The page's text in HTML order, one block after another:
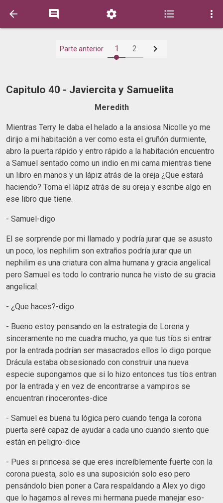
    
Parte anterior 1 2 
Capitulo 40 - Javiercita y Samuelita
Meredith
Mientras Terry le daba el helado a la ansiosa Nicolle yo me
dirijo a mi habitación a ver como esta el gruñón durmiente,
abro la puerta rápido y entro rápido a la habitación encuentro
a Samuel sentado como un indio en mi cama mientras tiene
un libro en manos y un lápiz atrás de la oreja ¿Que estará
haciendo? Toma el lápiz atrás de su oreja y escribe algo en
ese libro que tiene.
- Samuel-digo
El se sorprende por mi llamado y podría jurar que se asusto
un poco, los nephilim son extraños podría jurar que un
nephilim es una criatura con alma humana y gracia angelical
pero Samuel es todo lo contrario nunca he visto de su gracia
angelical.
- ¿Que haces?-digo
- Bueno estoy pensando en la estrategia de Lorena y
sinceramente no me cuadra mucho, ya que tus tíos si entrar
por la entrada podrían ser masacrados ellos lo digo porque
Drácula estaba obsesionado con construir una nueva
especie supongamos que si lo hizo entonces tus tíos entran
por la entrada y en vez de encontrarse a vampiros se
encuentran rinocerontes-dice
- Samuel es buena tu lógica pero cuando tenga la corona
puerta seré capaz de ayudar a cada uno cuando siento que
están en peligro-dice
- Pues si princesa se que eres increíblemente fuerte con la
corona puesta, solo es una suposición solo eso pero
pensándolo bien poner a Cara respaldando a Alex yo digo
que lo hagamos al reves mi hermana puede manejar eso-